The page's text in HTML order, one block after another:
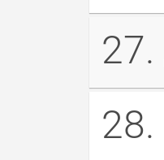
27.
28.